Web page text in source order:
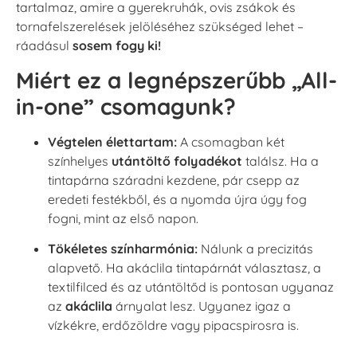
tartalmaz, amire a gyerekruhák, ovis zsákok és
tornafelszerelések jelöléséhez szükséged lehet –
ráadásul sosem fogy ki!
Miért ez a legnépszerűbb „All-
in-one” csomagunk?
Végtelen élettartam: A csomagban két
színhelyes utántöltő folyadékot találsz. Ha a
tintapárna száradni kezdene, pár csepp az
eredeti festékből, és a nyomda újra úgy fog
fogni, mint az első napon.
Tökéletes színharmónia: Nálunk a precizitás
alapvető. Ha akáclila tintapárnát választasz, a
textilfilced és az utántöltőd is pontosan ugyanaz
az akáclila árnyalat lesz. Ugyanez igaz a
vízkékre, erdőzöldre vagy pipacspirosra is.